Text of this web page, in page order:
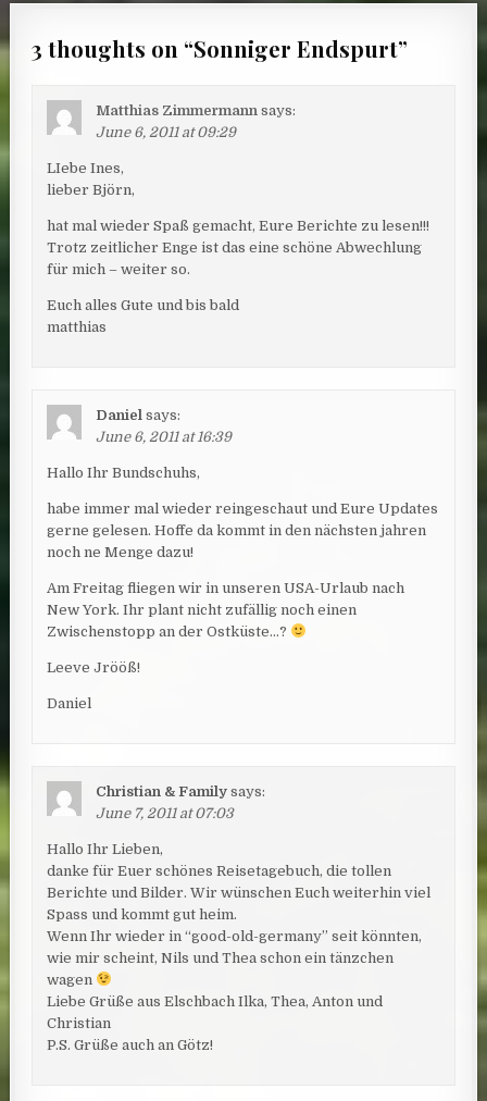
3 thoughts on “Sonniger Endspurt”
Matthias Zimmermann says:
June 6, 2011 at 09:29
LIebe Ines,
lieber Björn,
hat mal wieder Spaß gemacht, Eure Berichte zu lesen!!!
Trotz zeitlicher Enge ist das eine schöne Abwechlung
für mich – weiter so.
Euch alles Gute und bis bald
matthias
Daniel says:
June 6, 2011 at 16:39
Hallo Ihr Bundschuhs,
habe immer mal wieder reingeschaut und Eure Updates
gerne gelesen. Hoffe da kommt in den nächsten jahren
noch ne Menge dazu!
Am Freitag fliegen wir in unseren USA-Urlaub nach
New York. Ihr plant nicht zufällig noch einen
Zwischenstopp an der Ostküste…?
Leeve Jrööß!
Daniel
Christian & Family says:
June 7, 2011 at 07:03
Hallo Ihr Lieben,
danke für Euer schönes Reisetagebuch, die tollen
Berichte und Bilder. Wir wünschen Euch weiterhin viel
Spass und kommt gut heim.
Wenn Ihr wieder in “good-old-germany” seit könnten,
wie mir scheint, Nils und Thea schon ein tänzchen
wagen
Liebe Grüße aus Elschbach Ilka, Thea, Anton und
Christian
P.S. Grüße auch an Götz!